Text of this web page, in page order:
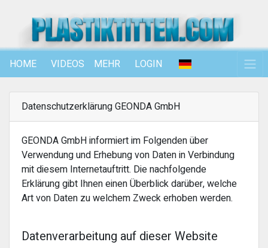
HOME VIDEOS MEHR LOGIN
Datenschutzerklärung GEONDA GmbH
GEONDA GmbH informiert im Folgenden über
Verwendung und Erhebung von Daten in Verbindung
mit diesem Internetauftritt. Die nachfolgende
Erklärung gibt Ihnen einen Überblick darüber, welche
Art von Daten zu welchem Zweck erhoben werden.
Datenverarbeitung auf dieser Website